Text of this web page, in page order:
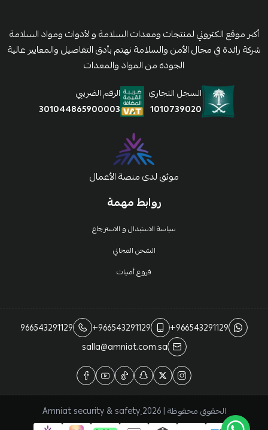
روابط مهمة
سياسة الاستبدال و الاسترجاع
الشحن المجاني
فروع أمنيات
أكبر موقع الكتروني لمنتجات ومعدات السلامة و لأدوات ومواد السلامة
شركة رائدة في مجال الأمن والسلامة نهتم بأدق التفاصيل والمعايير عالية
الجودة من المواد والمعدات
السجل التجاري
1010739020
الرقم الضريبي
301044865900003
موثق لدى منصة الأعمال
+966543291129
+966543291129
966543291129
salla@amniat.com.sa
الحقوق محفوظة | 2026 ِAmniat security & safety